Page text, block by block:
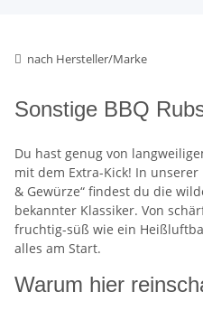
nach Hersteller/Marke
Sonstige BBQ
Du hast genug von
mit dem Extra-Kick! In unserer
& Gewürze“ findest du die
bekannter Klassiker. Von
fruchtig-süß wie ein
alles am Start.
Warum hier